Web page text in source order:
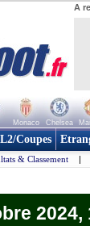
A
Monaco Chelsea
L2/Coupes
& Classement |